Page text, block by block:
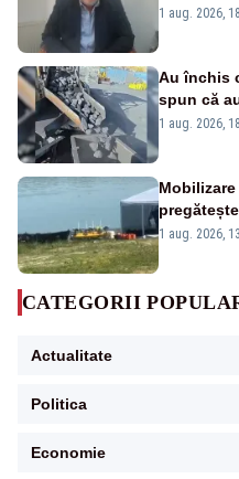
1 aug. 2026,
Au închis
spun că
pasează
1 aug. 2026,
către
1 aug. 2026,
CATEGORII
Actualitate
Politica
Economie